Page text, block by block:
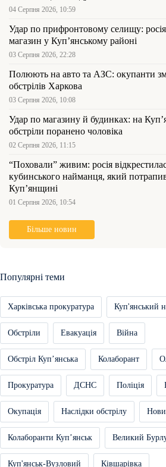
04 Серпня 2026, 10:59
Удар по прифронтовому селищу:
магазин у Куп’янському районі
03 Серпня 2026, 22:28
Полюють на авто та АЗС: окупанти
обстрілів Харкова
03 Серпня 2026, 10:08
Удар по магазину й будинках: на
обстріли поранено чоловіка
02 Серпня 2026, 11:15
“Поховали” живим: росія
кубинського найманця, який
Куп’янщині
01 Серпня 2026, 10:54
Більше новин
Популярні теми
Харківська прокуратура Куп'янський
Обстріли Евакуація Війна
Обстріл Купʼянська Колаборант
Прокуратура ДСНС Поліція
Окупація Наслідки обстрілу
Колаборанти Купʼянськ Великий
Куп'янськ-Вузловий Ківшарівка